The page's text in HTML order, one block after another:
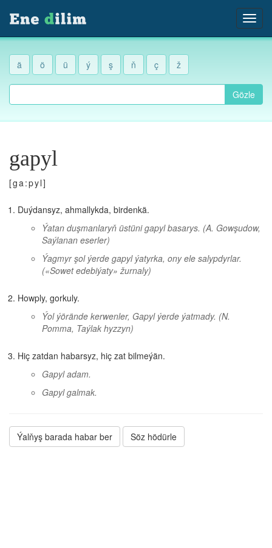
ä ö ü ý ş ň ç ž
Gözle
gapyl
[ga:pyl]
Duýdansyz, ahmallykda, birdenkä.
Ýatan duşmanlaryň üstüni gapyl basarys. (A. Gowşudow,
Saýlanan eserler)
Ýagmyr şol ýerde gapyl ýatyrka, ony ele salypdyrlar.
(«Sowet edebiýaty» žurnaly)
Howply, gorkuly.
Ýol ýörände kerwenler, Gapyl ýerde ýatmady. (N.
Pomma, Taýlak hyzzyn)
Hiç zatdan habarsyz, hiç zat bilmeýän.
Gapyl adam.
Gapyl galmak.
Ýalňyş barada habar ber Söz hödürle